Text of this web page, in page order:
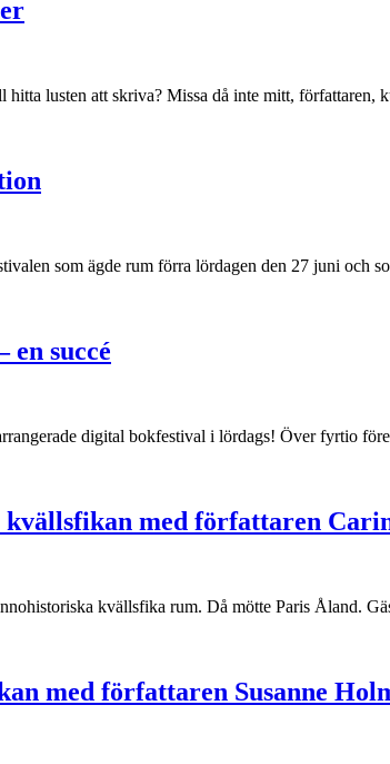
lusten att skriva? Missa då inte mitt, författaren,
som ägde rum förra lördagen den 27 juni och
en succé
digital bokfestival i lördags! Över fyrtio
med författaren
kvällsfika rum. Då mötte Paris Åland.
med författaren Susanne